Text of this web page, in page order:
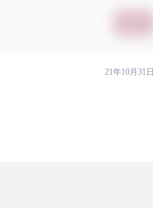
21年10月31日